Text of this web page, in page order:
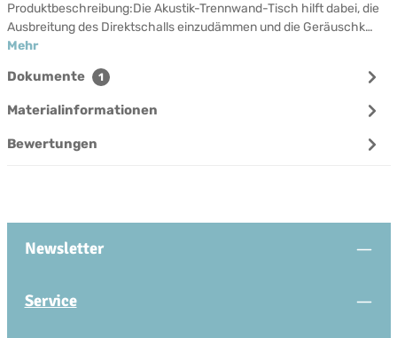
Produktbeschreibung:Die Akustik-Trennwand-Tisch hilft dabei, die
Ausbreitung des Direktschalls einzudämmen und die Geräuschk…
Mehr
Dokumente 1
Materialinformationen
Bewertungen
Newsletter
Service